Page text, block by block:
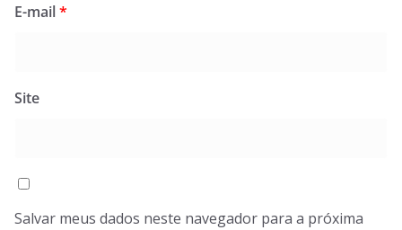
E-mail*
Site
Salvar meus dados neste navegador para a próxima